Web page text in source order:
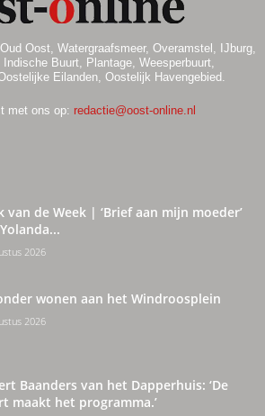
Oost, Watergraafsmeer, Overamstel, IJburg,
Indische Buurt, Plantage, Weesperbuurt,
Eilanden, Oostelijk Havengebied.
met ons op: redactie@oost-online.nl
van de Week | ‘Brief aan mijn moeder’
2026
wonen aan het Windroosplein
2026
Baanders van het Dapperhuis: ‘De
maakt het programma.’